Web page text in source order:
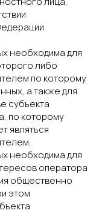
необходима для
либо
по которому
а также для
субъекта
по которому
являться
необходима для
оператора
общественно
этом